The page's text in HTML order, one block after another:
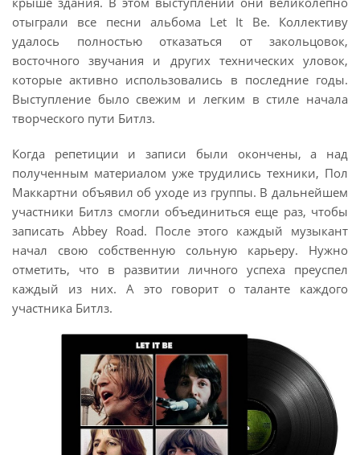
отыграли все песни альбома Let It Be. Коллективу
удалось полностью отказаться от закольцовок,
восточного звучания и других технических уловок,
которые активно использовались в последние годы.
Выступление было свежим и легким в стиле начала
творческого пути Битлз.
Когда репетиции и записи были окончены, а над
полученным материалом уже трудились техники, Пол
Маккартни объявил об уходе из группы. В дальнейшем
участники Битлз смогли объединиться еще раз, чтобы
записать Abbey Road. После этого каждый музыкант
начал свою собственную сольную карьеру. Нужно
отметить, что в развитии личного успеха преуспел
каждый из них. А это говорит о таланте каждого
участника Битлз.